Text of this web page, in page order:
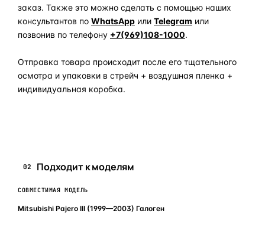
заказ. Также это можно сделать с помощью наших
консультантов по WhatsApp или Telegram или
позвонив по телефону +7(969)108-1000.
Отправка товара происходит после его тщательного
осмотра и упаковки в стрейч + воздушная пленка +
индивидуальная коробка.
02 Подходит к моделям
СОВМЕСТИМАЯ МОДЕЛЬ
Mitsubishi Pajero III (1999—2003) Галоген